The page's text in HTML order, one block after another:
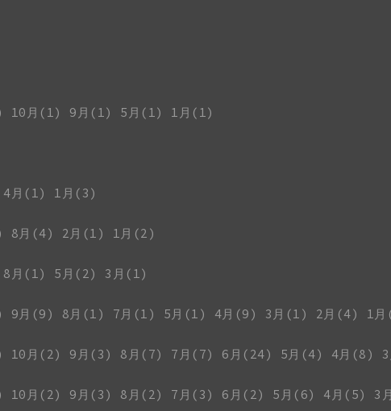
10月(1) 9月(1) 5月(1)
1月(1)
4月(1)
1月(3)
8月(4) 2月(1)
1月(2)
8月(1) 5月(2)
3月(1)
9月(9) 8月(1) 7月(1) 5月(1) 4月(9) 3月(1) 2月(4)
1
10月(2) 9月(3) 8月(7) 7月(7) 6月(24) 5月(4) 4月(8)
10月(2) 9月(3) 8月(2) 7月(3) 6月(2) 5月(6) 4月(5) 3